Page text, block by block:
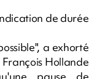
de durée
a exhorté
Hollande